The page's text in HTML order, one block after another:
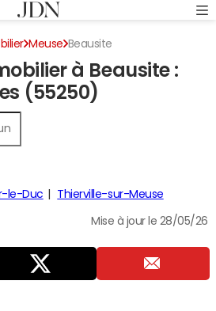
Meuse Beausite
à Beausite :
(55250)
le-Duc Thierville-sur-Meuse
Mise à jour le 28/05/26